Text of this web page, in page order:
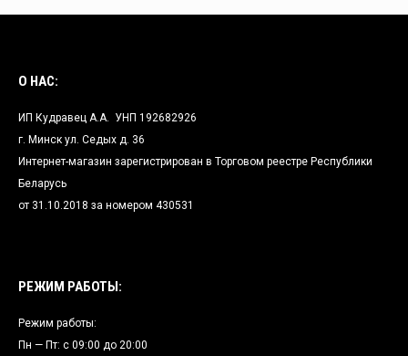
О НАС:
ИП Кудравец А.А. УНП 192682926
г. Минск ул. Седых д. 36
Интернет-магазин зарегистрирован в Торговом реестре Республики
Беларусь
от 31.10.2018 за номером 430531
РЕЖИМ РАБОТЫ:
Режим работы:
Пн — Пт: c 09:00 до 20:00